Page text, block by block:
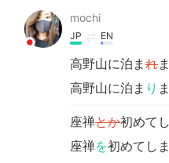
mochi
JP EN
高野山に泊ま れ
高野山に泊ま り
座禅とか初めて
座禅を初めてしま